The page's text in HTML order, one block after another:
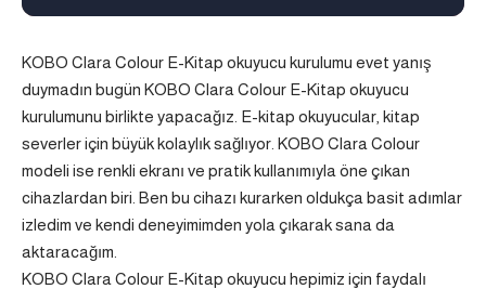
KOBO Clara Colour E-Kitap okuyucu kurulumu evet yanış
duymadın bugün KOBO Clara Colour E-Kitap okuyucu
kurulumunu birlikte yapacağız. E-kitap okuyucular, kitap
severler için büyük kolaylık sağlıyor. KOBO Clara Colour
modeli ise renkli ekranı ve pratik kullanımıyla öne çıkan
cihazlardan biri. Ben bu cihazı kurarken oldukça basit adımlar
izledim ve kendi deneyimimden yola çıkarak sana da
aktaracağım.
KOBO Clara Colour E-Kitap okuyucu hepimiz için faydalı